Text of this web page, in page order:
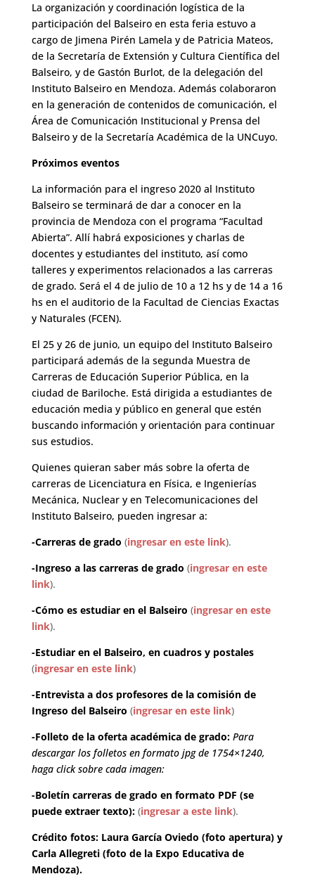
La organización y coordinación logística de la
participación del Balseiro en esta feria estuvo a
cargo de Jimena Pirén Lamela y de Patricia Mateos,
de la Secretaría de Extensión y Cultura Científica del
Balseiro, y de Gastón Burlot, de la delegación del
Instituto Balseiro en Mendoza. Además colaboraron
en la generación de contenidos de comunicación, el
Área de Comunicación Institucional y Prensa del
Balseiro y de la Secretaría Académica de la UNCuyo.
Próximos eventos
La información para el ingreso 2020 al Instituto
Balseiro se terminará de dar a conocer en la
provincia de Mendoza con el programa “Facultad
Abierta”. Allí habrá exposiciones y charlas de
docentes y estudiantes del instituto, así como
talleres y experimentos relacionados a las carreras
de grado. Será el 4 de julio de 10 a 12 hs y de 14 a 16
hs en el auditorio de la Facultad de Ciencias Exactas
y Naturales (FCEN).
El 25 y 26 de junio, un equipo del Instituto Balseiro
participará además de la segunda Muestra de
Carreras de Educación Superior Pública, en la
ciudad de Bariloche. Está dirigida a estudiantes de
educación media y público en general que estén
buscando información y orientación para continuar
sus estudios.
Quienes quieran saber más sobre la oferta de
carreras de Licenciatura en Física, e Ingenierías
Mecánica, Nuclear y en Telecomunicaciones del
Instituto Balseiro, pueden ingresar a:
-Carreras de grado (ingresar en este link).
-Ingreso a las carreras de grado (ingresar en este
link).
-Cómo es estudiar en el Balseiro (ingresar en este
link).
-Estudiar en el Balseiro, en cuadros y postales
(ingresar en este link)
-Entrevista a dos profesores de la comisión de
Ingreso del Balseiro (ingresar en este link)
-Folleto de la oferta académica de grado: Para
descargar los folletos en formato jpg de 1754×1240,
haga click sobre cada imagen:
-Boletín carreras de grado en formato PDF (se
puede extraer texto): (ingresar a este link).
Crédito fotos: Laura García Oviedo (foto apertura) y
Carla Allegreti (foto de la Expo Educativa de
Mendoza).